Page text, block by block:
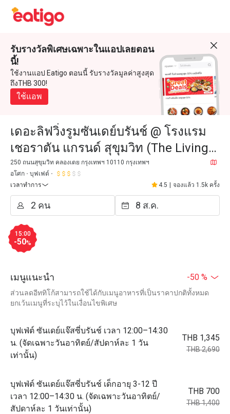
รับรางวัลพิเศษเฉพาะในแอปเลยตอน
นี้!
ใช้งานแอป Eatigo ตอนนี้ รับรางวัลมูลค่าสูงสุด
ถึงTHB 300!
ใช้แอพ
เดอะลิฟวิ่งรูมซันเดย์บรันช์ @ โรงแรม
เชอราตัน แกรนด์ สุขุมวิท (The Living
Room @ Sheraton Grande Sukhumvit
Hotel)
250 ถนนสุขุมวิท คลองเตย กรุงเทพฯ 10110 กรุงเทพฯ
อโศก
บุฟเฟต์
เวลาทำการ
4.5 จองแล้ว 1.5k ครั้ง
15:00
-50%
เมนูแนะนำ -50 %
ส่วนลดอีททิโก้สามารถใช้ได้กับเมนูอาหารที่เป็นราคาปกติทั้งหมด
ยกเว้นเมนูที่ระบุไว้ในเงื่อนไขพิเศษ
บุฟเฟ่ต์ ซันเดย์แจ๊สซี่บรันช์ เวลา 12:00–14:30
น. (จัดเฉพาะวันอาทิตย์/สัปดาห์ละ 1 วัน
เท่านั้น)
THB 1,345
THB 2,690
บุฟเฟ่ต์ ซันเดย์แจ๊สซี่บรันช์ เด็กอายุ 3-12 ปี
เวลา 12:00–14:30 น. (จัดเฉพาะวันอาทิตย์/
สัปดาห์ละ 1 วันเท่านั้น)
THB 700
THB 1,400